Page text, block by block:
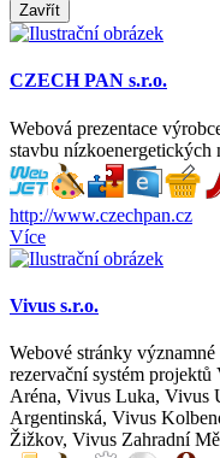
Zavřít
CZECH PAN s.r.o.
Webová prezentace
stavbu nízkoenergetických
http://www.czechpan.cz
Více
Vivus s.r.o.
Webové stránky
rezervační systém
Aréna, Vivus Luka, Vivus
Argentinská, Vivus
Žižkov, Vivus Zahradní